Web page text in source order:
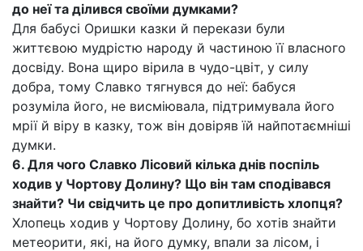
до неї та ділився своїми думками?
Для бабусі Оришки казки й перекази були
життєвою мудрістю народу й частиною її власного
досвіду. Вона щиро вірила в чудо-цвіт, у силу
добра, тому Славко тягнувся до неї: бабуся
розуміла його, не висміювала, підтримувала його
мрії й віру в казку, тож він довіряв їй найпотаємніші
думки.
6. Для чого Славко Лісовий кілька днів поспіль
ходив у Чортову Долину? Що він там сподівався
знайти? Чи свідчить це про допитливість хлопця?
Хлопець ходив у Чортову Долину, бо хотів знайти
метеорити, які, на його думку, впали за лісом, і